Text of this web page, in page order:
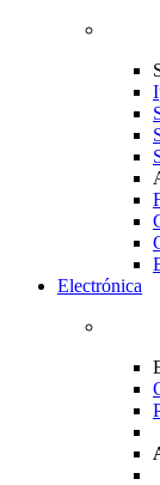
Electrónica